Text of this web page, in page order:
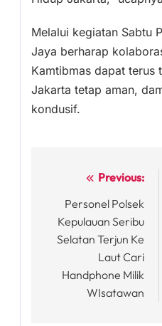
Melalui kegiatan Sabtu
Jaya berharap
Kamtibmas dapat terus
Jakarta tetap aman,
kondusif.
navigation
Previous:
Personel Polsek
Kepulauan Seribu
Selatan Terjun Ke
Laut Cari
Handphone Milik
WIsatawan